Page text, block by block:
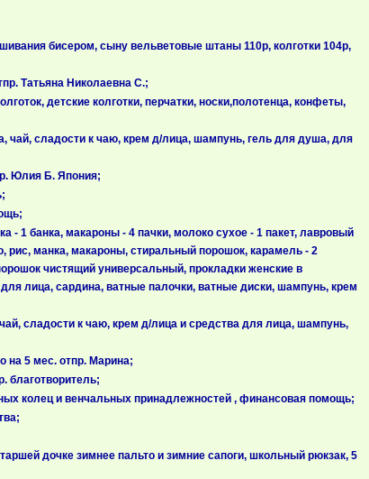
бисером, сыну вельветовые штаны 110р, колготки 104р,
Татьяна Николаевна С.;
детские колготки, перчатки, носки,полотенца, конфеты,
чай, сладости к чаю, крем д/лица, шампунь, гель для душа, для
Юлия Б. Япония;
- 1 банка, макароны - 4 пачки, молоко сухое - 1 пакет, лавровый
рис, манка, макароны, стиральный порошок, карамель - 2
чистящий универсальный, прокладки женские в
лица, сардина, ватные палочки, ватные диски, шампунь, крем
сладости к чаю, крем д/лица и средства для лица, шампунь,
на 5 мес. отпр. Марина;
благотворитель;
колец и венчальных принадлежностей , финансовая помощь;
дочке зимнее пальто и зимние сапоги, школьный рюкзак, 5